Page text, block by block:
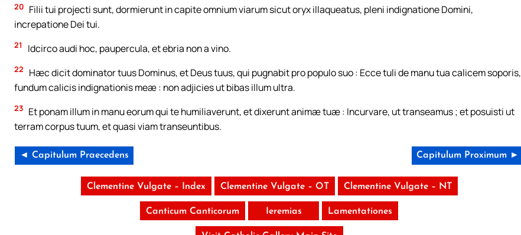
20 Filii tui projecti sunt, dormierunt in capite omnium viarum sicut oryx illaqueatus, pleni indignatione Domini,
increpatione Dei tui.
21 Idcirco audi hoc, paupercula, et ebria non a vino.
22
Hæc dicit dominator tuus Dominus, et Deus tuus, qui pugnabit pro populo suo : Ecce tuli de manu tua calicem soporis,
fundum calicis indignationis meæ : non adjicies ut bibas illum ultra.
23 Et ponam illum in manu eorum qui te humiliaverunt, et dixerunt animæ tuæ : Incurvare, ut transeamus ; et posuisti ut
terram corpus tuum, et quasi viam transeuntibus.
◄ Capitulum Praecedens Capitulum Proximum ►
Clementine Vulgate – Index Clementine Vulgate – OT Clementine Vulgate – NT
Canticum Canticorum Ieremias Lamentationes